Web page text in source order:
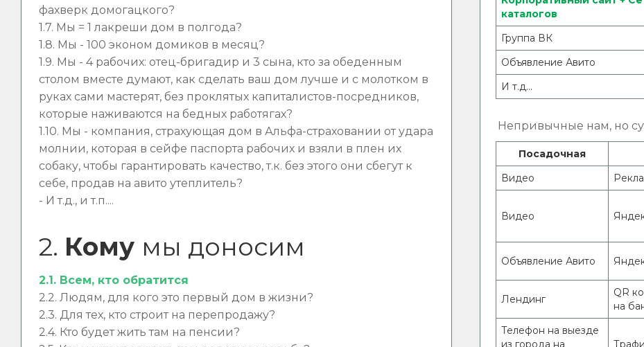
фахверк домогацкого?
1.7. Мы = 1 лакреши дом в полгода?
1.8. Мы - 100 эконом домиков в месяц?
1.9. Мы - 4 рабочих: отец-бригадир и 3 сына, кто за обеденным
столом вместе думают, как сделать ваш дом лучше и с молотком в
руках сами мастерят, без проклятых капиталистов-посредников,
которые наживаются на бедных работягах?
1.10. Мы - компания, страхующая дом в Альфа-страховании от удара
молнии, которая в сейфе паспорта рабочих и взяли в плен их
собаку, чтобы гарантировать качество, т.к. без этого они сбегут к
себе, продав на авито утеплитель?
- И т.д., и т.п....
2. Кому мы доносим
2.1. Всем, кто обратится
2.2. Людям, для кого это первый дом в жизни?
2.3. Для тех, кто строит на перепродажу?
2.4. Кто будет жить там на пенсии?
каталогов
Группа ВК
Объявление Авито
И т.д...
Непривычные нам, но
Посадочная
Видео
Видео
Объявление Авито
Лендинг
QR
на
Телефон на выезде
из города на